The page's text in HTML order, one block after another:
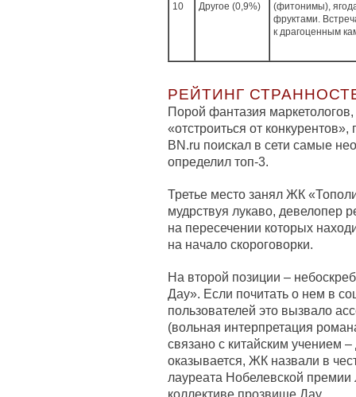
10 Другое (0,9%)
(фитонимы),
фруктами.
к драгоценным
РЕЙТИНГ
Порой фантазия
«отстроиться от
BN.ru поискал в сети самые
определил топ-3.
Третье место занял ЖК
мудрствуя лукаво, девелопер
на пересечении которых
на начало скороговорки.
На второй позиции –
Дау». Если почитать о нем в
пользователей это вызвало
(вольная интерпретация
связано с китайским учением
оказывается, ЖК назвали в
лауреата Нобелевской
коллективе прозвище Дау.